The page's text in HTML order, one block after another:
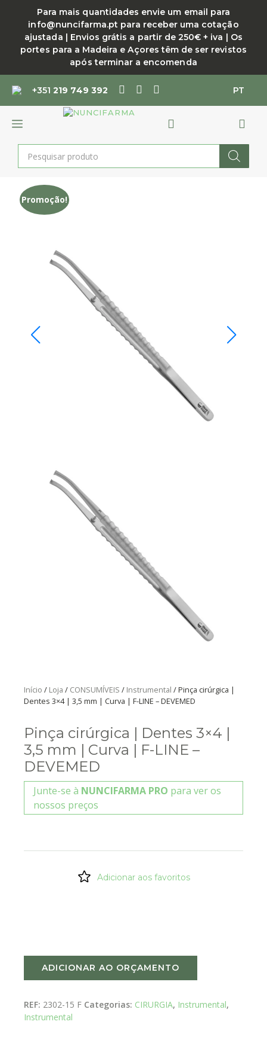
conteúdo
Para mais quantidades envie um email para
info@nuncifarma.pt para receber uma cotação
ajustada | Envios grátis a partir de 250€ + iva | Os
portes para a Madeira e Açores têm de ser revistos
após terminar a encomenda
+351219 749 392 PT
MENU
Products
search
Promoção!
Início / Loja / CONSUMÍVEIS / Instrumental / Pinça cirúrgica |
Dentes 3×4 | 3,5 mm | Curva | F-LINE – DEVEMED
Pinça cirúrgica | Dentes 3×4 |
3,5 mm | Curva | F-LINE –
DEVEMED
Junte-se à NUNCIFARMA PRO para ver os
nossos preços
Adicionar aos favoritos
ADICIONAR AO ORÇAMENTO
REF: 2302-15 F Categorias: CIRURGIA, Instrumental,
Instrumental